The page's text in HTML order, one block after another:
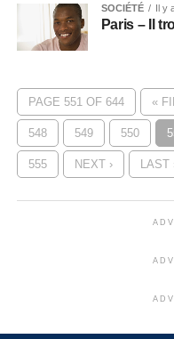
SOCIÉTÉ Il y
Paris – Il
PAGE 551 OF 644 «
548 549 550
555 NEXT › LAST